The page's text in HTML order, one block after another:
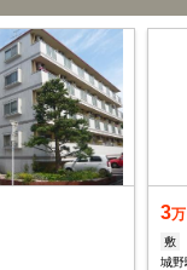
3
敷
城野